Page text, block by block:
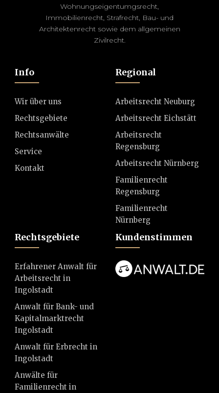
Wohnungseigentumgsrecht,
Immobilienrecht, Strafrecht, Bau- und
Architektenrecht sowie dem allgemeinen
Zivilrecht.
Info
Wir über uns
Rechtsgebiete
Rechtsanwälte
Service
Kontakt
Regional
Arbeitsrecht Neuburg
Arbeitsrecht Eichstätt
Arbeitsrecht
Regensburg
Arbeitsrecht Nürnberg
Familienrecht
Regensburg
Familienrecht
Nürnberg
Rechtsgebiete
Erfahrener Anwalt für
Arbeitsrecht in
Ingolstadt
Anwalt für Bank- und
Kapitalmarktrecht
Ingolstadt
Anwalt für Erbrecht in
Ingolstadt
Anwälte für
Familienrecht in
Kundenstimmen